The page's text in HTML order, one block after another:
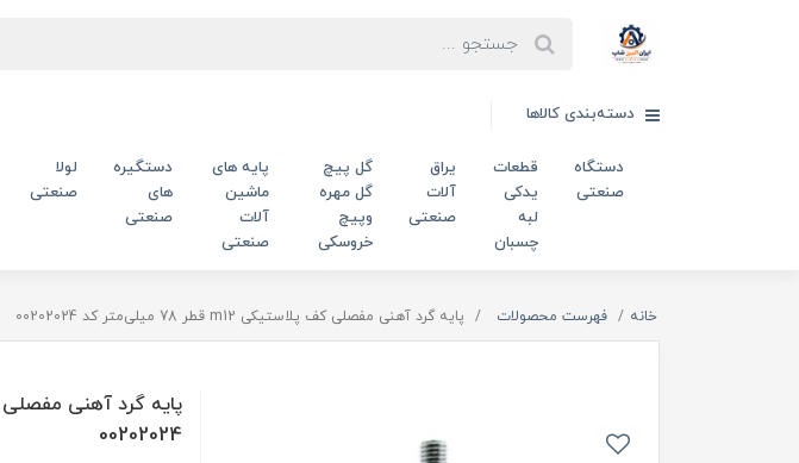
دسته‌بندی کالاها
دستگاه
صنعتی
قطعات
یدکی
لبه
چسبان
یراق
آلات
صنعتی
گل پیچ
گل مهره
وپیچ
خروسکی
پایه های
ماشین
آلات
صنعتی
دستگیره
های
صنعتی
لولا
صنعتی
خانه فهرست محصولات پایه گرد آهنی مفصلی کف پلاستیکی m12 قطر 78 میلی‌متر کد 00202024
00202024